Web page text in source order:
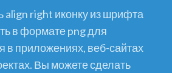
в формате png для
в приложениях, веб-сайтах
Вы можете сделать